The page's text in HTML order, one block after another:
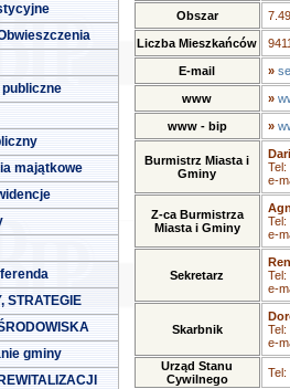
majątkowe
STRATEGIE
gminy
Obszar
Liczba Mieszkańców
E-mail »
www »
www - bip »
Burmistrz Miasta i
Gminy
Tel:
e-
Z-ca Burmistrza
Miasta i Gminy
Tel:
e-
Sekretarz
Tel:
e-
Skarbnik
Tel:
e-
Urząd Stanu
Cywilnego
Tel: